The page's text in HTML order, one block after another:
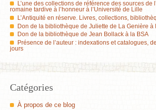
L’une des collections de référence des sources de
romaine tardive à l’honneur à l’Université de Lille
L’Antiquité en réserve. Livres, collections,
Don de la bibliothèque de Juliette de La Genière à
Don de la bibliothèque de Jean Bollack à la BSA
Présence de l’auteur : indexations et catalogues,
jours
Catégories
À propos de ce blog